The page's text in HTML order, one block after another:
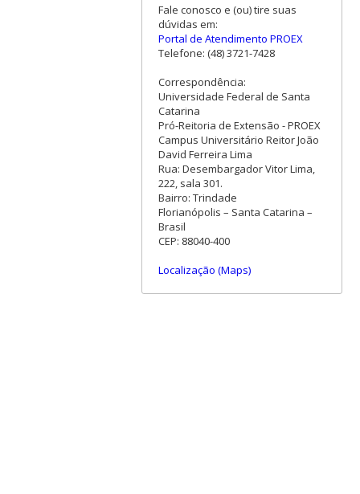
Fale conosco e (ou) tire suas
dúvidas em:
Portal de Atendimento PROEX
Telefone: (48) 3721-7428
Correspondência:
Universidade Federal de Santa
Catarina
Pró-Reitoria de Extensão - PROEX
Campus Universitário Reitor João
David Ferreira Lima
Rua: Desembargador Vitor Lima,
222, sala 301.
Bairro: Trindade
Florianópolis – Santa Catarina –
Brasil
CEP: 88040-400
Localização (Maps)